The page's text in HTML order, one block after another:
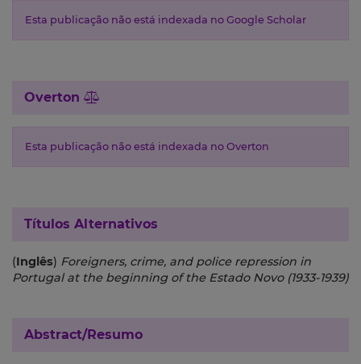
Esta publicação não está indexada no Google Scholar
Overton
Esta publicação não está indexada no Overton
Títulos Alternativos
(Inglês) Foreigners, crime, and police repression in
Portugal at the beginning of the Estado Novo (1933-1939)
Abstract/Resumo